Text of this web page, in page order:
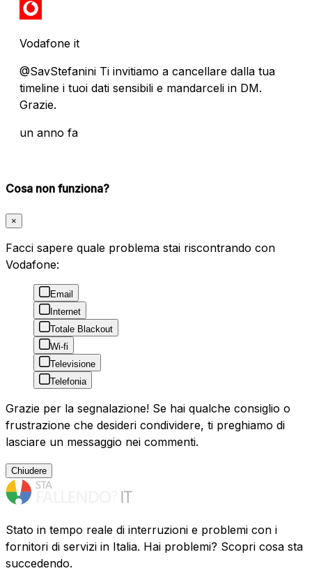
Vodafone it
@SavStefanini Ti invitiamo a cancellare dalla tua
timeline i tuoi dati sensibili e mandarceli in DM.
Grazie.
un anno fa
Cosa non funziona?
×
Facci sapere quale problema stai riscontrando con
Vodafone:
Email
Internet
Totale Blackout
Wi-fi
Televisione
Telefonia
Grazie per la segnalazione! Se hai qualche consiglio o
frustrazione che desideri condividere, ti preghiamo di
lasciare un messaggio nei commenti.
Chiudere
Stato in tempo reale di interruzioni e problemi con i
fornitori di servizi in Italia. Hai problemi? Scopri cosa sta
succedendo.